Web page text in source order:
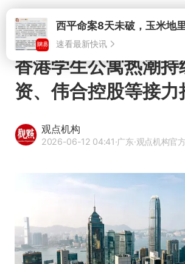
香港学生公寓热潮持
资、伟合控股等接力
观点机构
2026-06-12 04:41·广东·观点机构官方网